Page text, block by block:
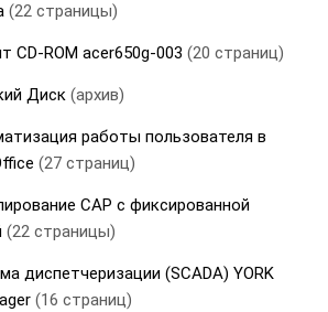
(22 страницы)
CD-ROM acer650g-003 (20 страниц)
Диск (архив)
работы пользователя в
(27 страниц)
САР с фиксированной
(22 страницы)
диспетчеризации (SCADA) YORK
(16 страниц)